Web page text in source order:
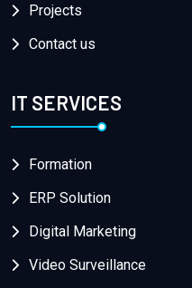
Projects
Contact us
IT SERVICES
Formation
ERP Solution
Digital Marketing
Video Surveillance